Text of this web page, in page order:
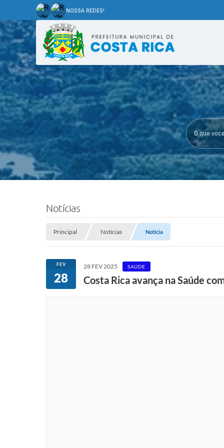
O que voce
NOSSA REDES!
Notícias
Principal Notícias Notícia
FEV
28
28 FEV 2025 SAÚDE
Costa Rica avança na Saúde